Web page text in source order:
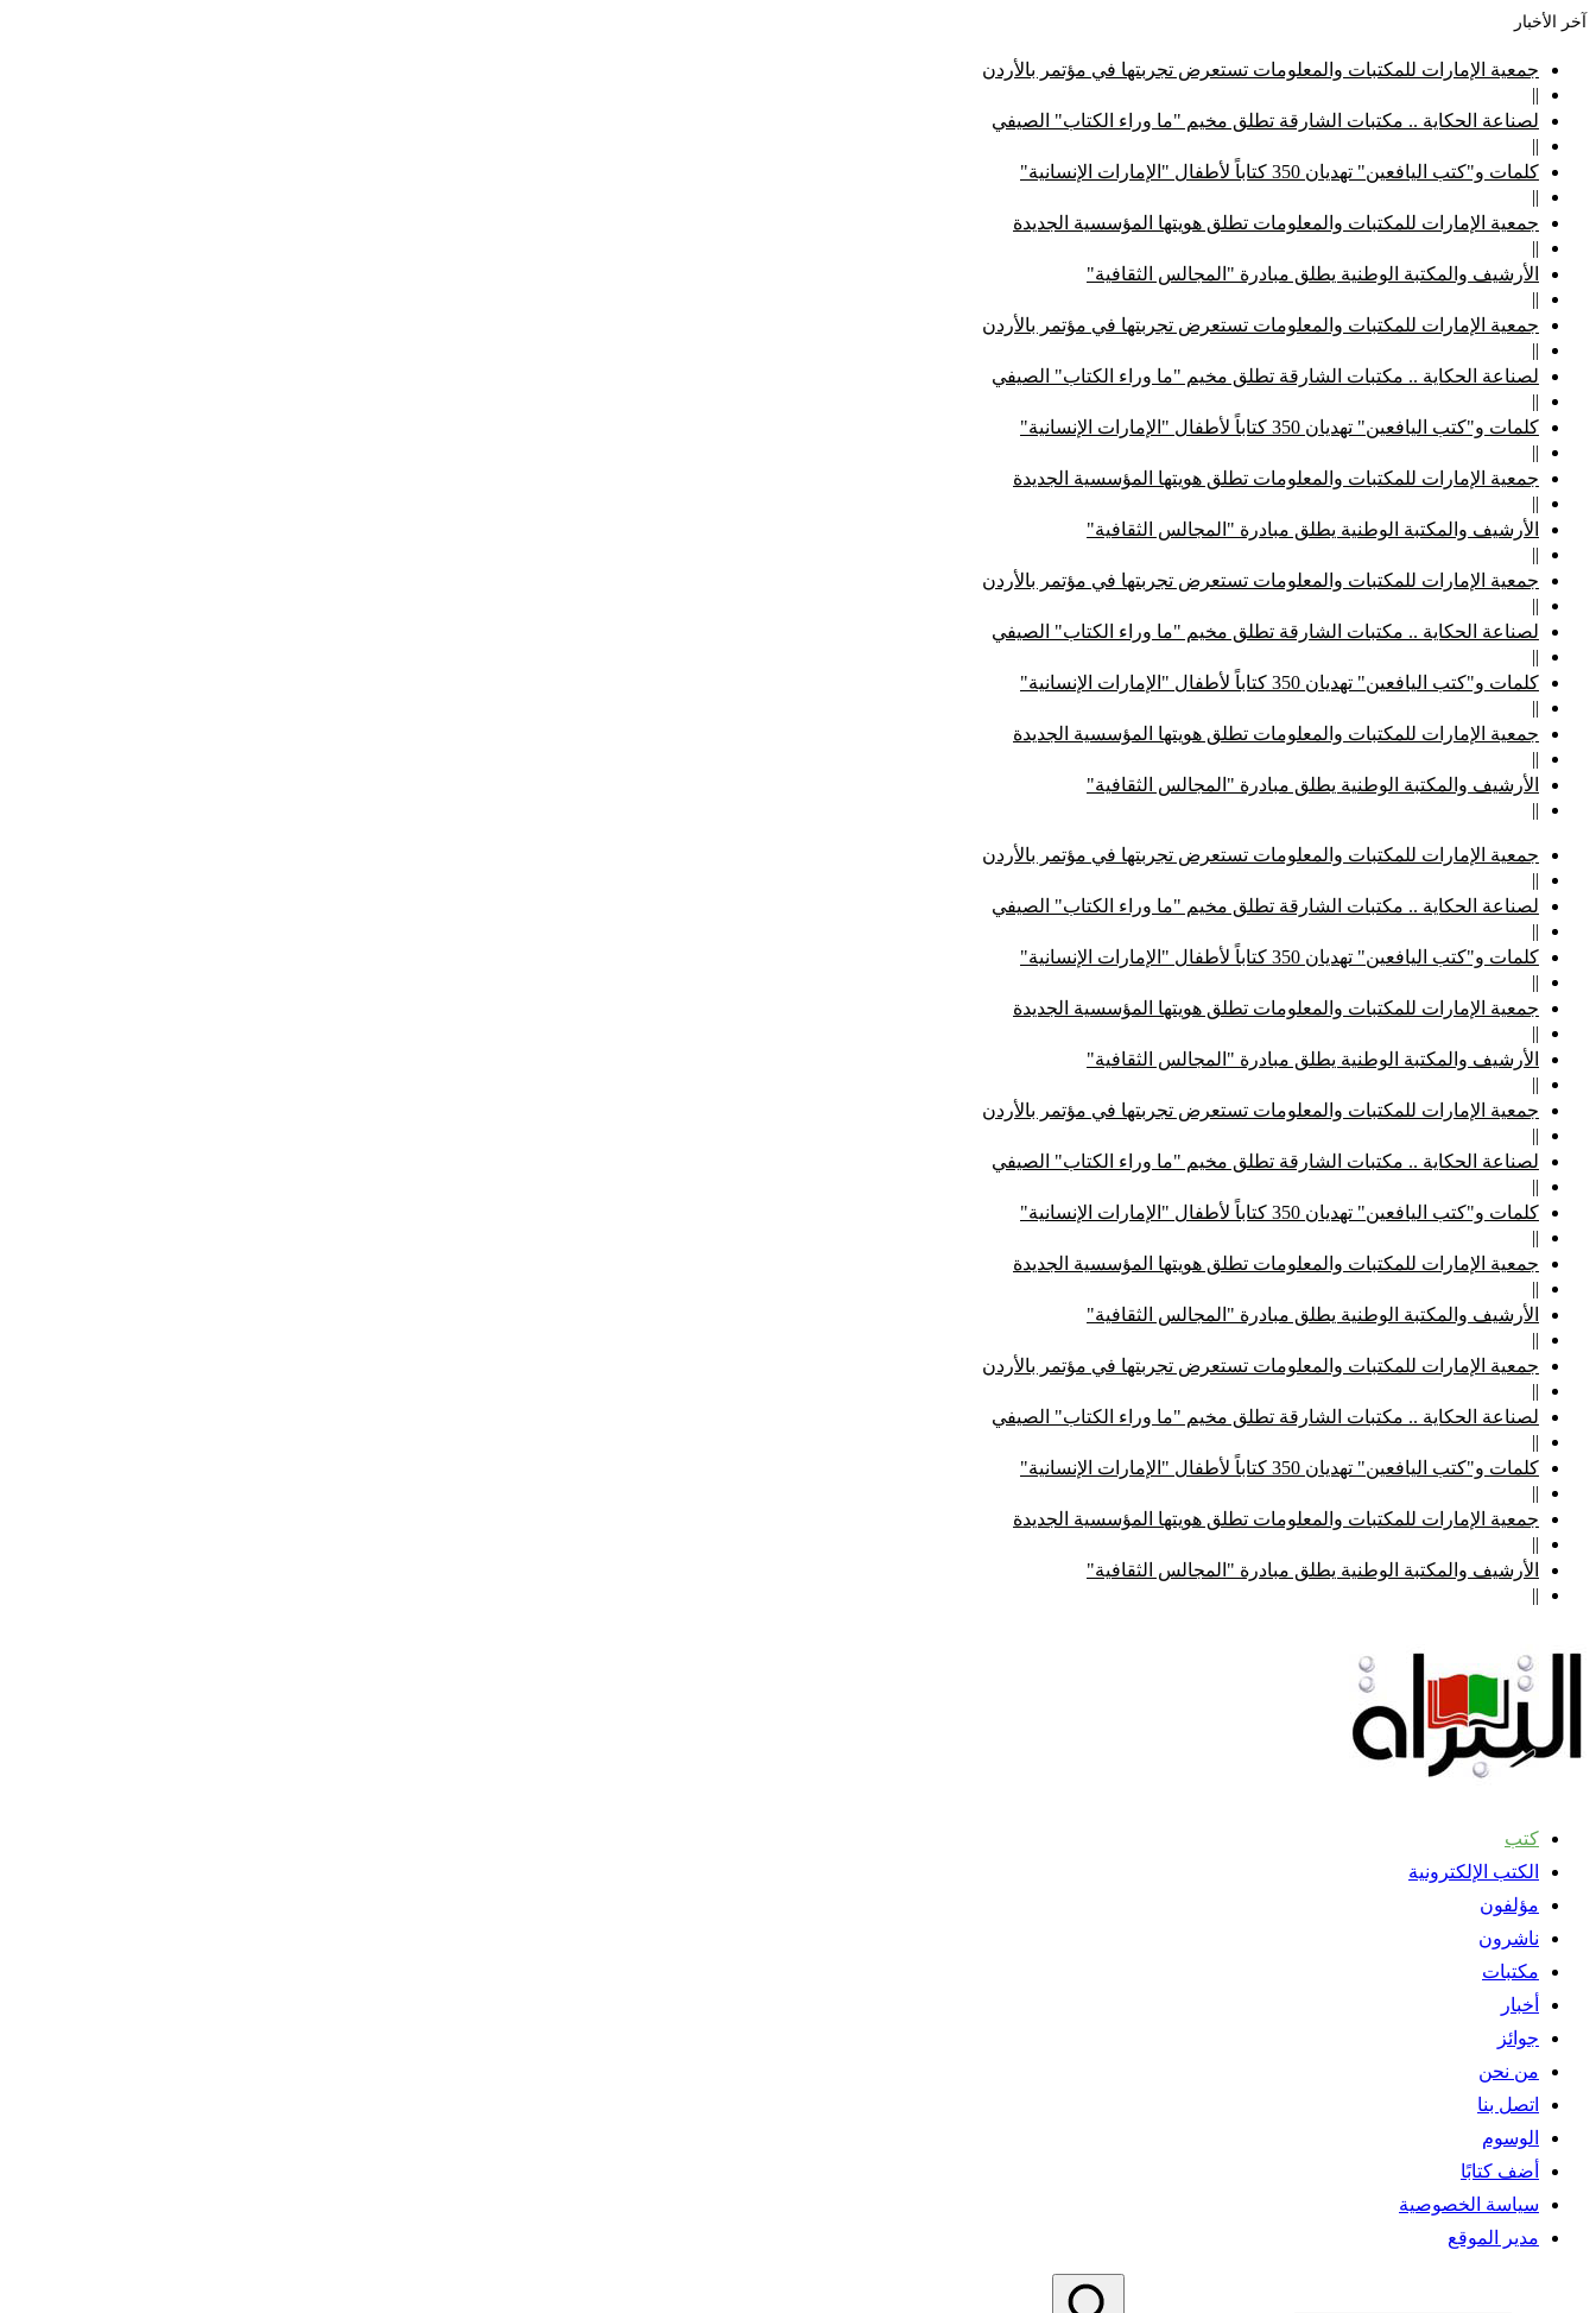
آخر الأخبار
جمعية الإمارات للمكتبات والمعلومات تستعرض تجربتها في مؤتمر بالأردن
||
لصناعة الحكاية .. مكتبات الشارقة تطلق مخيم "ما وراء الكتاب" الصيفي
||
كلمات و"كتب اليافعين" تهديان 350 كتاباً لأطفال "الإمارات الإنسانية"
||
جمعية الإمارات للمكتبات والمعلومات تطلق هويتها المؤسسية الجديدة
||
الأرشيف والمكتبة الوطنية يطلق مبادرة "المجالس الثقافية"
||
جمعية الإمارات للمكتبات والمعلومات تستعرض تجربتها في مؤتمر بالأردن
||
لصناعة الحكاية .. مكتبات الشارقة تطلق مخيم "ما وراء الكتاب" الصيفي
||
كلمات و"كتب اليافعين" تهديان 350 كتاباً لأطفال "الإمارات الإنسانية"
||
جمعية الإمارات للمكتبات والمعلومات تطلق هويتها المؤسسية الجديدة
||
الأرشيف والمكتبة الوطنية يطلق مبادرة "المجالس الثقافية"
||
جمعية الإمارات للمكتبات والمعلومات تستعرض تجربتها في مؤتمر بالأردن
||
لصناعة الحكاية .. مكتبات الشارقة تطلق مخيم "ما وراء الكتاب" الصيفي
||
كلمات و"كتب اليافعين" تهديان 350 كتاباً لأطفال "الإمارات الإنسانية"
||
جمعية الإمارات للمكتبات والمعلومات تطلق هويتها المؤسسية الجديدة
||
الأرشيف والمكتبة الوطنية يطلق مبادرة "المجالس الثقافية"
||
جمعية الإمارات للمكتبات والمعلومات تستعرض تجربتها في مؤتمر بالأردن
||
لصناعة الحكاية .. مكتبات الشارقة تطلق مخيم "ما وراء الكتاب" الصيفي
||
كلمات و"كتب اليافعين" تهديان 350 كتاباً لأطفال "الإمارات الإنسانية"
||
جمعية الإمارات للمكتبات والمعلومات تطلق هويتها المؤسسية الجديدة
||
الأرشيف والمكتبة الوطنية يطلق مبادرة "المجالس الثقافية"
||
جمعية الإمارات للمكتبات والمعلومات تستعرض تجربتها في مؤتمر بالأردن
||
لصناعة الحكاية .. مكتبات الشارقة تطلق مخيم "ما وراء الكتاب" الصيفي
||
كلمات و"كتب اليافعين" تهديان 350 كتاباً لأطفال "الإمارات الإنسانية"
||
جمعية الإمارات للمكتبات والمعلومات تطلق هويتها المؤسسية الجديدة
||
الأرشيف والمكتبة الوطنية يطلق مبادرة "المجالس الثقافية"
||
جمعية الإمارات للمكتبات والمعلومات تستعرض تجربتها في مؤتمر بالأردن
||
لصناعة الحكاية .. مكتبات الشارقة تطلق مخيم "ما وراء الكتاب" الصيفي
||
كلمات و"كتب اليافعين" تهديان 350 كتاباً لأطفال "الإمارات الإنسانية"
||
جمعية الإمارات للمكتبات والمعلومات تطلق هويتها المؤسسية الجديدة
||
الأرشيف والمكتبة الوطنية يطلق مبادرة "المجالس الثقافية"
||
كتب
الكتب الإلكترونية
مؤلفون
ناشرون
مكتبات
أخبار
جوائز
من نحن
اتصل بنا
الوسوم
أضف كتابًا
سياسة الخصوصية
مدير الموقع